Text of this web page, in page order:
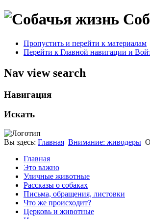
Пропустить и перейти к материалам
Перейти к Главной навигации и
Nav view search
Навигация
Искать
Вы здесь: Главная Внимание: живодеры
Главная
Это важно
Уличные животные
Рассказы о собаках
Письма, обращения, листовки
Что же происходит?
Церковь и животные